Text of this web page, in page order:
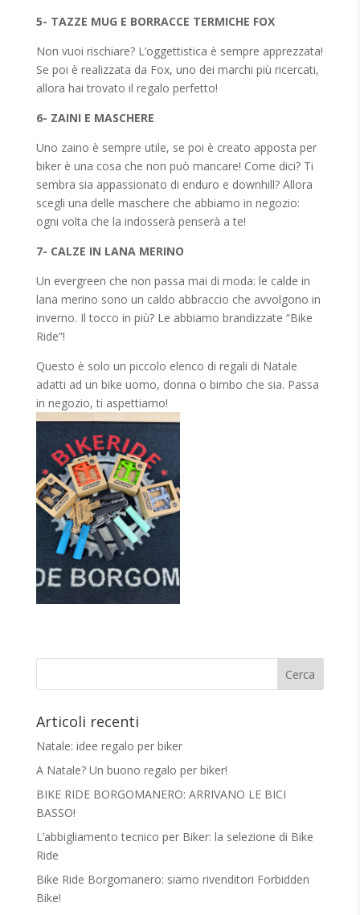
5- TAZZE MUG E BORRACCE TERMICHE FOX
Non vuoi rischiare? L’oggettistica è sempre apprezzata!
Se poi è realizzata da Fox, uno dei marchi più ricercati,
allora hai trovato il regalo perfetto!
6- ZAINI E MASCHERE
Uno zaino è sempre utile, se poi è creato apposta per
biker è una cosa che non può mancare! Come dici? Ti
sembra sia appassionato di enduro e downhill? Allora
scegli una delle maschere che abbiamo in negozio:
ogni volta che la indosserà penserà a te!
7- CALZE IN LANA MERINO
Un evergreen che non passa mai di moda: le calde in
lana merino sono un caldo abbraccio che avvolgono in
inverno. Il tocco in più? Le abbiamo brandizzate “Bike
Ride”!
Questo è solo un piccolo elenco di regali di Natale
adatti ad un bike uomo, donna o bimbo che sia. Passa
in negozio, ti aspettiamo!
Articoli recenti
Natale: idee regalo per biker
A Natale? Un buono regalo per biker!
BIKE RIDE BORGOMANERO: ARRIVANO LE BICI
BASSO!
L’abbigliamento tecnico per Biker: la selezione di Bike
Ride
Bike Ride Borgomanero: siamo rivenditori Forbidden
Bike!